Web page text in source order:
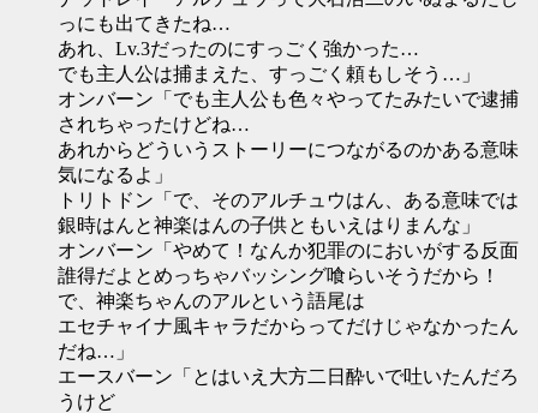
っにも出てきたね…
あれ、Lv.3だったのにすっごく強かった…
でも主人公は捕まえた、すっごく頼もしそう…」
オンバーン「でも主人公も色々やってたみたいで逮捕
されちゃったけどね…
あれからどういうストーリーにつながるのかある意味
気になるよ」
トリトドン「で、そのアルチュウはん、ある意味では
銀時はんと神楽はんの子供ともいえはりまんな」
オンバーン「やめて！なんか犯罪のにおいがする反面
誰得だよとめっちゃバッシング喰らいそうだから！
で、神楽ちゃんのアルという語尾は
エセチャイナ風キャラだからってだけじゃなかったん
だね…」
エースバーン「とはいえ大方二日酔いで吐いたんだろ
うけど